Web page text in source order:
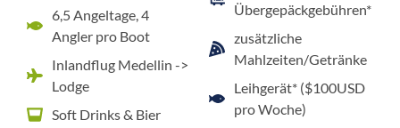
6,5 Angeltage, 4
Angler pro Boot
Inlandflug Medellin ->
Lodge
Soft Drinks & Bier
Übergepäckgebühren*
zusätzliche
Mahlzeiten/Getränke
Leihgerät* ($100USD
pro Woche)